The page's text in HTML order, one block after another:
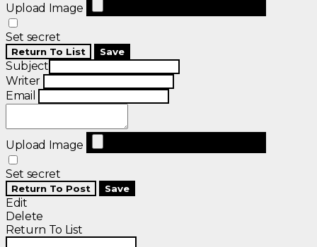
Upload Image
Set secret
Return To List Save
Subject
Writer
Email
Upload Image
Set secret
Return To Post Save
Edit
Delete
Return To List